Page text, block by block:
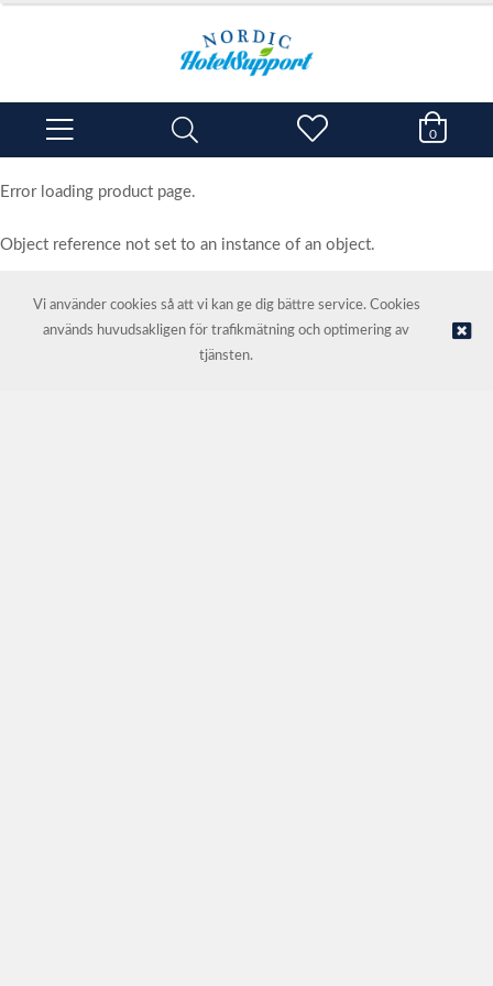
0
Error loading product page.
Object reference not set to an instance of an object.
© NORDIC HOTEL SUPPORT AS | Webbutik tillhandahålls av
Kréatif
AS
Vi använder cookies så att vi kan ge dig bättre service. Cookies
används huvudsakligen för trafikmätning och optimering av
tjänsten.